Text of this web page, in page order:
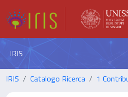
IRIS
IRIS Catalogo Ricerca 1